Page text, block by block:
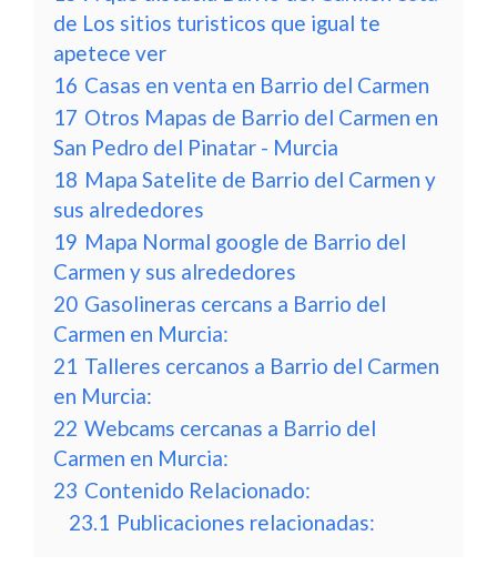
de Los sitios turisticos que igual te
apetece ver
16 Casas en venta en Barrio del Carmen
17 Otros Mapas de Barrio del Carmen en
San Pedro del Pinatar - Murcia
18 Mapa Satelite de Barrio del Carmen y
sus alrededores
19 Mapa Normal google de Barrio del
Carmen y sus alrededores
20 Gasolineras cercans a Barrio del
Carmen en Murcia:
21 Talleres cercanos a Barrio del Carmen
en Murcia:
22 Webcams cercanas a Barrio del
Carmen en Murcia:
23 Contenido Relacionado:
23.1 Publicaciones relacionadas: